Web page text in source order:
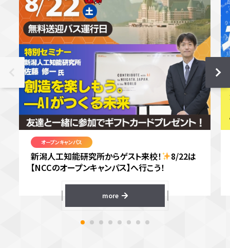
オープンキャンパス
新潟人工知能研究所からゲスト来校！
8/22は
【NCCのオープンキャンパス】へ行こう！
more